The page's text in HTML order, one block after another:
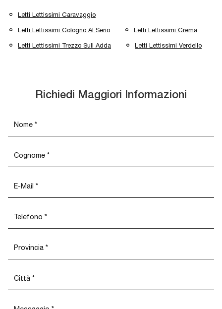
Letti Lettissimi Caravaggio
Letti Lettissimi Cologno Al Serio Letti Lettissimi Crema
Letti Lettissimi Trezzo Sull Adda Letti Lettissimi Verdello
Richiedi Maggiori Informazioni